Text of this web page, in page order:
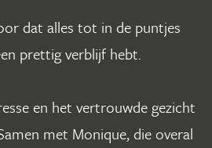
dat alles tot in de puntjes
prettig verblijf hebt.
en het vertrouwde gezicht
met Monique, die overal